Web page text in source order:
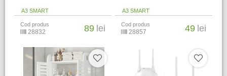
A3 SMART
Cod produs
28832 89 lei
A3 SMART
Cod produs
28857 49 lei